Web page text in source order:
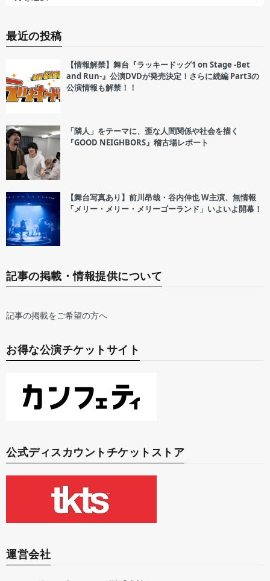
最近の投稿
【情報解禁】舞台『ラッキードッグ1 on Stage -Bet
and Run-』公演DVDが発売決定！さらに続編 Part3の
公演情報も解禁！！
「隣人」をテーマに、歪な人間関係や社会を描く
『GOOD NEIGHBORS』稽古場レポート
【舞台写真あり】前川昂哉・谷内伸也 W主演、無情報
「メリー・メリー・メリーゴーランド」いよいよ開幕！
記事の掲載・情報提供について
記事の掲載をご希望の方へ
お得な公演チケットサイト
公式ディスカウントチケットストア
運営会社